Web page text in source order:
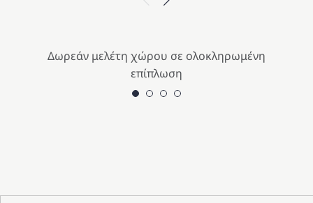
Δωρεάν μελέτη χώρου σε ολοκληρωμένη
επίπλωση